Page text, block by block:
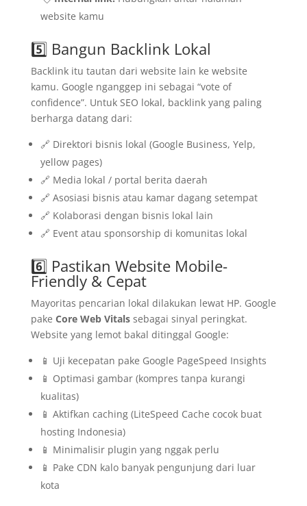
website kamu
5️⃣ Bangun Backlink Lokal
Backlink itu tautan dari website lain ke website
kamu. Google nganggep ini sebagai “vote of
confidence”. Untuk SEO lokal, backlink yang paling
berharga datang dari:
🔗 Direktori bisnis lokal (Google Business, Yelp,
yellow pages)
🔗 Media lokal / portal berita daerah
🔗 Asosiasi bisnis atau kamar dagang setempat
🔗 Kolaborasi dengan bisnis lokal lain
🔗 Event atau sponsorship di komunitas lokal
6️⃣ Pastikan Website Mobile-
Friendly & Cepat
Mayoritas pencarian lokal dilakukan lewat HP. Google
pake Core Web Vitalssebagai sinyal peringkat.
Website yang lemot bakal ditinggal Google:
📱 Uji kecepatan pake Google PageSpeed Insights
📱 Optimasi gambar (kompres tanpa kurangi
kualitas)
📱 Aktifkan caching (LiteSpeed Cache cocok buat
hosting Indonesia)
📱 Minimalisir plugin yang nggak perlu
📱 Pake CDN kalo banyak pengunjung dari luar
kota